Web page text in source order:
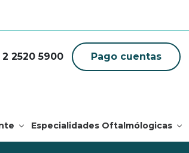
2 2520 5900 Pago cuentas
Especialidades Oftalmólogicas